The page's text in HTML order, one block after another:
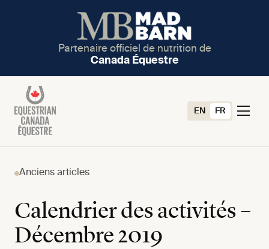
Partenaire officiel de nutrition de
Canada Équestre
EN FR
Anciens articles
Calendrier des activités –
Décembre 2019